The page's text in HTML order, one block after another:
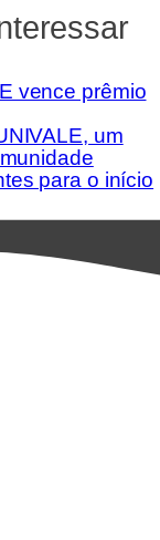
vence prêmio
um
para o início